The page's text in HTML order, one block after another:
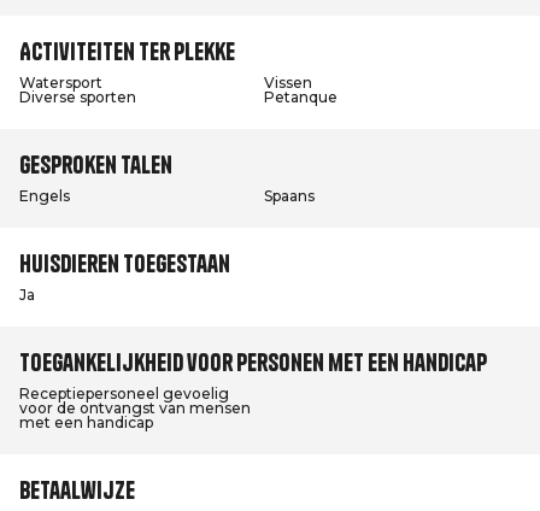
Activiteiten ter plekke
Watersport
Vissen
Diverse sporten
Petanque
Gesproken talen
Engels Spaans
Huisdieren toegestaan
Ja
Toegankelijkheid voor personen met een handicap
Receptiepersoneel gevoelig
voor de ontvangst van mensen
met een handicap
Betaalwijze